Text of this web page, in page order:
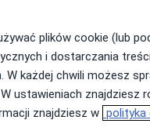
Sob,
8 Sie
Ndz,
9 Sie
plików cookie (lub
i dostarczania
każdej chwili możesz
ustawieniach znajdziesz
znajdziesz w polityka